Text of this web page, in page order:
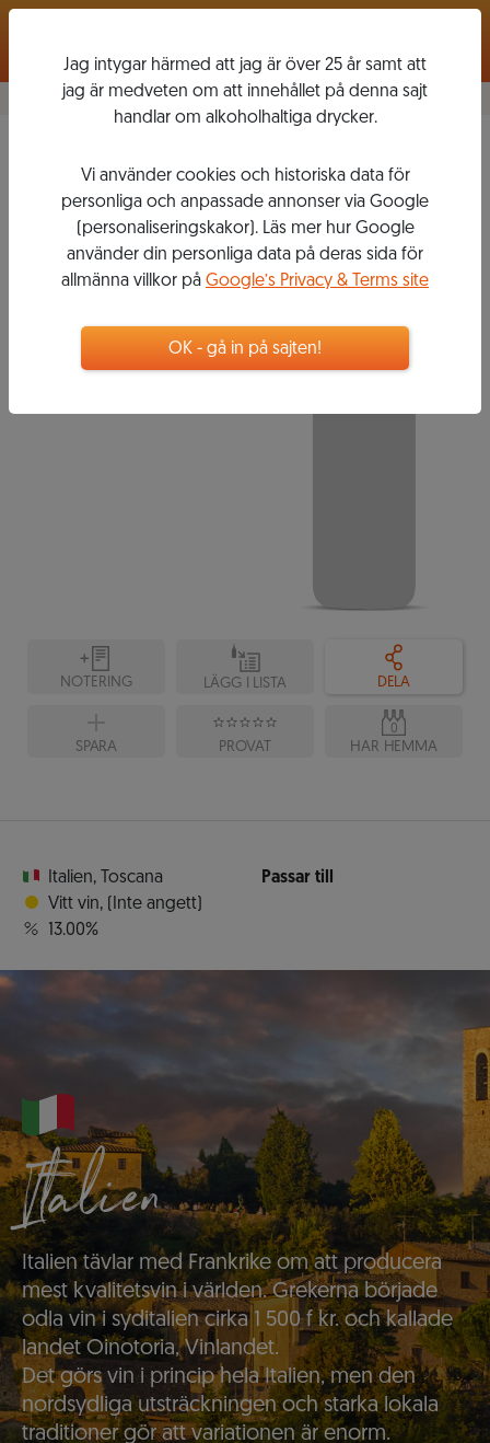
La Pettegola
Vermentino 2019
BANFI
NOTERING LÄGG I LISTA DELA
SPARA PROVAT
0
HAR HEMMA
Italien,
Toscana
Vitt vin,
(Inte angett)
13.00%
Passar till
Italien
Italien tävlar med Frankrike om att producera
mest kvalitetsvin i världen. Grekerna började
odla vin i syditalien cirka 1 500 f kr. och kallade
landet Oinotoria, Vinlandet.
Det görs vin i princip hela Italien, men den
nordsydliga utsträckningen och starka lokala
traditioner gör att variationen är enorm.
Jag intygar härmed att jag är över 25 år samt att
jag är medveten om att innehållet på denna sajt
handlar om alkoholhaltiga drycker.
Vi använder cookies och historiska data för
personliga och anpassade annonser via Google
(personaliseringskakor). Läs mer hur Google
använder din personliga data på deras sida för
allmänna villkor på Google’s Privacy & Terms site
OK - gå in på sajten!